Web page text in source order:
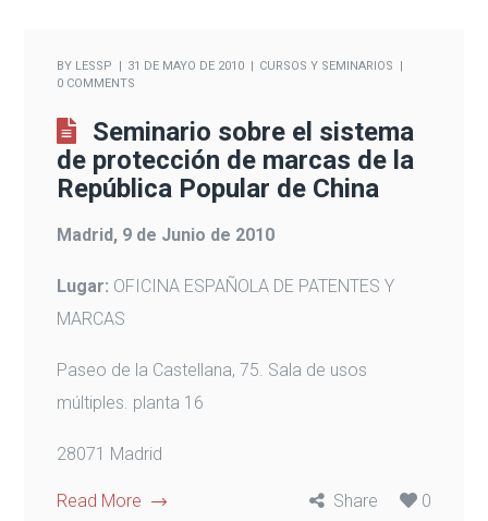
BY LESSP 31 DE MAYO DE 2010
CURSOS Y SEMINARIOS
0 COMMENTS
Seminario sobre el sistema
de protección de marcas de la
República Popular de China
Madrid, 9 de Junio de 2010
Lugar: OFICINA ESPAÑOLA DE PATENTES Y
MARCAS
Paseo de la Castellana, 75. Sala de usos
múltiples. planta 16
28071 Madrid
Read More Share 0